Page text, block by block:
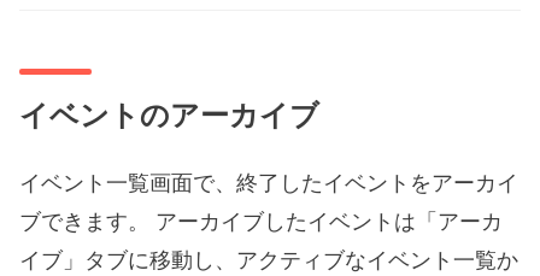
イベントのアーカイブ
イベント一覧画面で、終了したイベントをアーカイ
ブできます。 アーカイブしたイベントは「アーカ
イブ」タブに移動し、アクティブなイベント一覧か